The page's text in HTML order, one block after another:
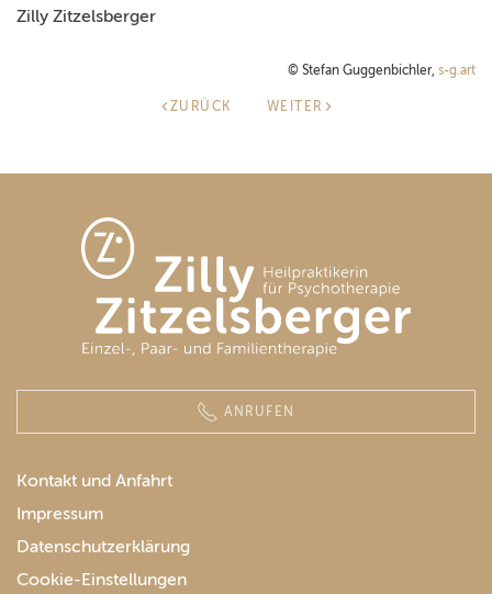
Zilly Zitzelsberger
© Stefan Guggenbichler, s-g.art
ZURÜCK WEITER
ANRUFEN
Kontakt und Anfahrt
Impressum
Datenschutzerklärung
Cookie-Einstellungen